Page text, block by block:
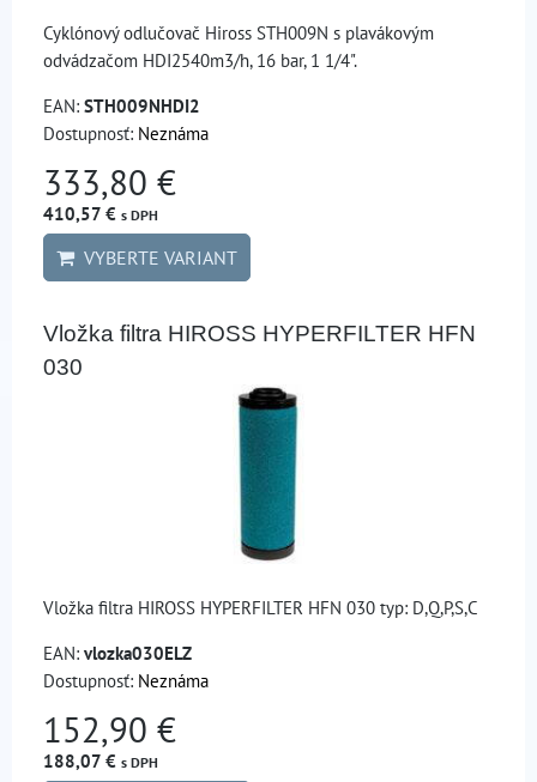
Cyklónový odlučovač Hiross STH009N s plavákovým
odvádzačom HDI2540m3/h, 16 bar, 1 1/4".
EAN: STH009NHDI2
Dostupnosť: Neznáma
333,80 €
410,57 € s DPH
VYBERTE VARIANT
Vložka filtra HIROSS HYPERFILTER HFN
030
Vložka filtra HIROSS HYPERFILTER HFN 030 typ: D,Q,P,S,C
EAN: vlozka030ELZ
Dostupnosť: Neznáma
152,90 €
188,07 € s DPH